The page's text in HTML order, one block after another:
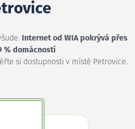
Internet od WIA pokrývá přes
% domácností
si dostupnosti v místě Petrovice.